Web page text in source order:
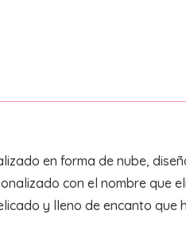
en forma de nube,
con el nombre que
y lleno de encanto que